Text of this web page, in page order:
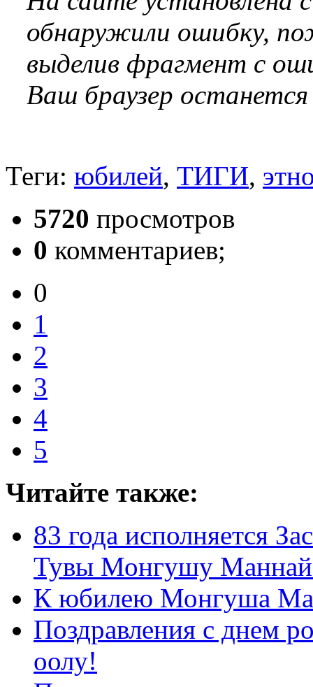
обнаружили ошибку,
выделив фрагмент с
Ваш браузер
Теги: юбилей, ТИГИ,
5720 просмотров
0 комментариев;
0
1
2
3
4
5
Читайте также:
83 года исполняется
Тувы Монгушу
К юбилею Монгуша
Поздравления с днем
оолу!